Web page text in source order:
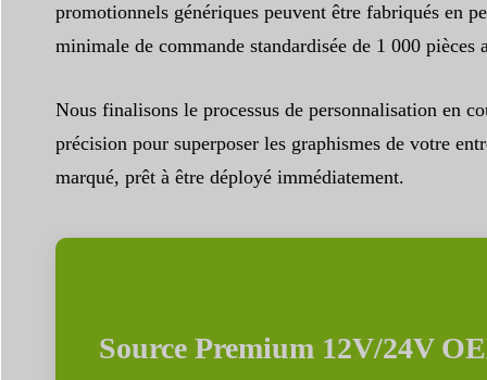
promotionnels génériques peuvent être fabriqués en
minimale de commande standardisée de 1 000
Nous finalisons le processus de personnalisation en
précision pour superposer les graphismes de votre
marqué, prêt à être déployé immédiatement.
Source Premium 12V/24V